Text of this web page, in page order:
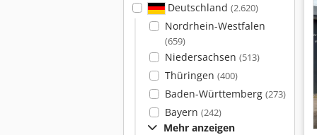
Deutschland (2.620)
Nordrhein-Westfalen
(659)
Niedersachsen (513)
Thüringen (400)
Baden-Württemberg (273)
Bayern (242)
Mehr anzeigen